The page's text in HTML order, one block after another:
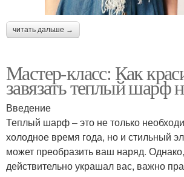
читать дальше →
Мастер-класс: Как
завязать теплый шарф
Введение
Теплый шарф – это не только
холодное время года, но и стильный
может преобразить ваш наряд.
действительно украшал вас, важно